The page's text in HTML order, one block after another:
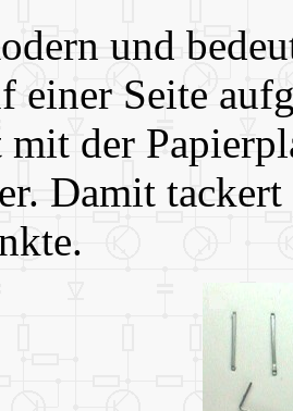
und
einer Seite
der
Damit